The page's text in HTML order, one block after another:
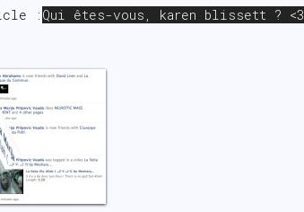
: Qui êtes-vous, karen blissett ? <3